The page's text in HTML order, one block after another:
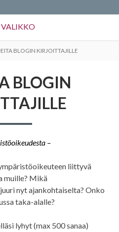
VALIKKO
BLOGIN KIRJOITTAJILLE
BLOGIN
–
liittyvä
muille? Mikä
nyt ajankohtaiselta? Onko
taka-alalle?
lyhyt (max 500 sanaa)